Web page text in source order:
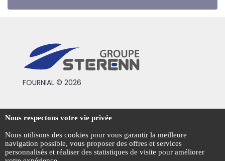
FOURNIAL © 2026
Conditions générales de vente
Mentions légales
Politique de confidentialité
Nous respectons votre vie privée
Nous utilisons des cookies pour vous garantir la meilleure
navigation possible, vous proposer des offres et services
personnalisés et réaliser des statistiques de visite pour améliorer